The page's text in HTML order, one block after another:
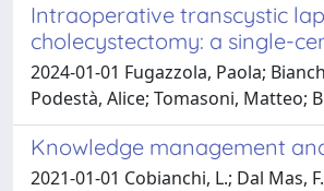
Intraoperative transcystic
cholecystectomy: a single-
2024-01-01 Fugazzola, Paola;
Podestà, Alice; Tomasoni, Matteo;
Knowledge management
2021-01-01 Cobianchi, L.; Dal Mas,